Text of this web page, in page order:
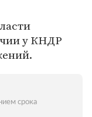
у КНДР
срока